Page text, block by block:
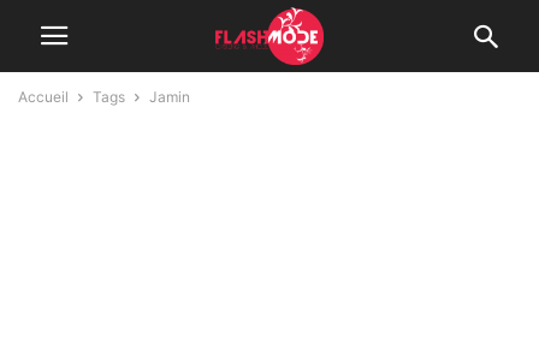
Accueil Tags Jamin